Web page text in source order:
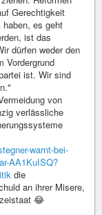
Gerechtigkeit
haben, es geht
ist das
dürfen weder den
Vordergrund
ist. Wir sind
von
verlässliche
warnt-bei-
AA1KuISQ?
die
an ihrer Misere,
😂